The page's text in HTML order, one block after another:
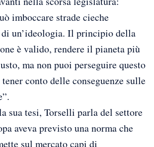
imboccare strade cieche
un’ideologia. Il principio della
è valido, rendere il pianeta più
ma non puoi perseguire questo
conto delle conseguenze sulle
sua tesi, Torselli parla del settore
aveva previsto una norma che
sul mercato capi di